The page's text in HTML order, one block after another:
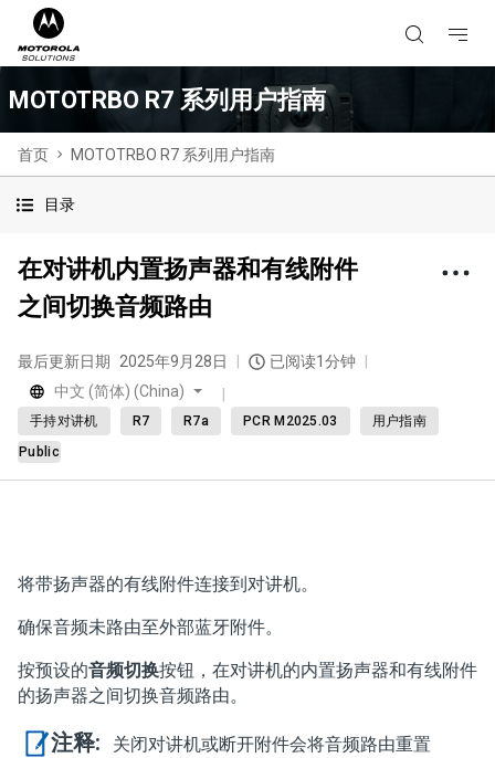
MOTOTRBO R7 系列用户指南
首页 MOTOTRBO R7 系列用户指南
目录
在对讲机内置扬声器和有线附件
之间切换音频路由
最后更新日期 2025年9月28日
已阅读1分钟
中文 (简体) (China)
手持对讲机 R7 R7a PCR M2025.03
用户指南
Public
将带扬声器的有线附件连接到对讲机。
确保音频未路由至外部蓝牙附件。
按预设的音频切换按钮，在对讲机的内置扬声器和有线附件
的扬声器之间切换音频路由。
注释:
关闭对讲机或断开附件会将音频路由重置